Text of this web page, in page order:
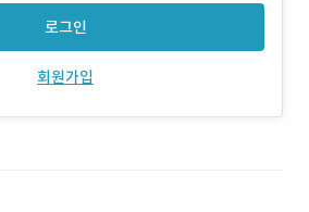
로그인
회원가입